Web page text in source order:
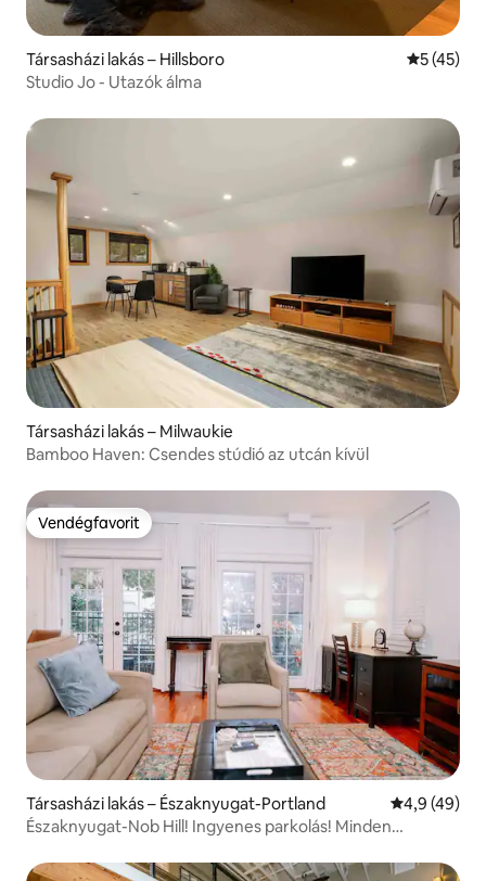
Társasházi lakás – Hillsboro Átlagos
5 (45)
Studio Jo - Utazók álma
Társasházi lakás – Milwaukie
Bamboo Haven: Csendes stúdió az utcán kívül
Vendégfavorit
Vendégfavorit
Társasházi lakás – Északnyugat-Portland Átlagos
4,9 (49)
Északnyugat-Nob Hill! Ingyenes parkolás! Minden